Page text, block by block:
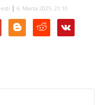
| 6. Marta 2025. 21:10